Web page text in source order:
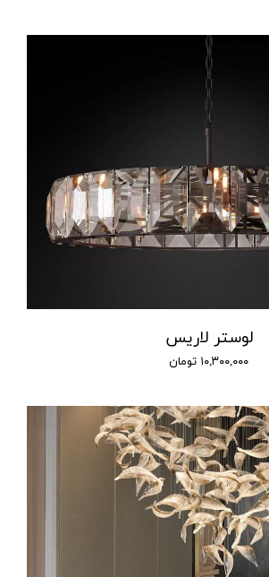
لوستر لاریس
۱۰,۳۰۰,۰۰۰ تومان